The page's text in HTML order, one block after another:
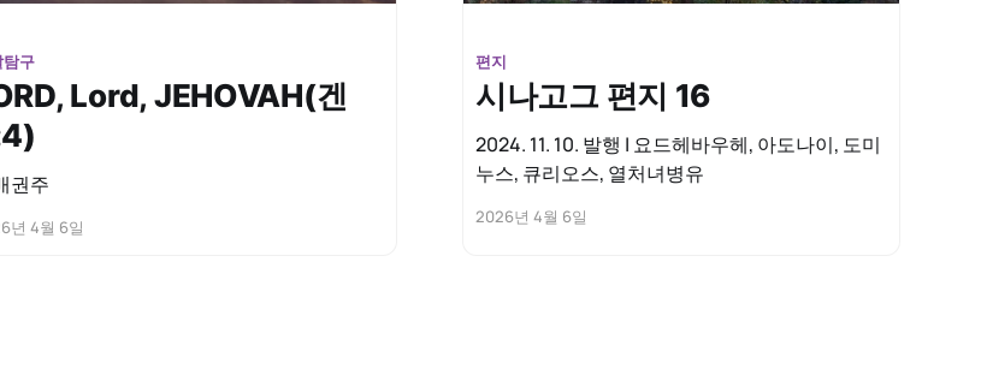
탐구
Lord, JEHOVAH(겐
권주
년 4월 6일
편지
시나고그 편지 16
2024. 11. 10. 발행 | 요드헤바우헤, 아도나이, 도미
누스, 큐리오스, 열처녀병유
2026년 4월 6일